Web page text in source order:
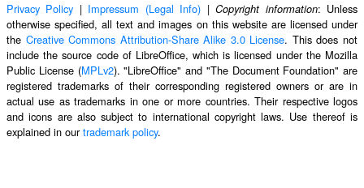
Privacy Policy | Impressum (Legal Info) |Copyright information: Unless
otherwise specified, all text and images on this website are licensed under
the Creative Commons Attribution-Share Alike 3.0 License. This does not
include the source code of LibreOffice, which is licensed under the Mozilla
Public License (MPLv2). "LibreOffice" and "The Document Foundation" are
registered trademarks of their corresponding registered owners or are in
actual use as trademarks in one or more countries. Their respective logos
and icons are also subject to international copyright laws. Use thereof is
explained in ourtrademark policy.